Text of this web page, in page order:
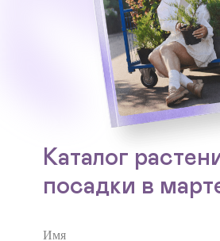
Каталог
посадки в